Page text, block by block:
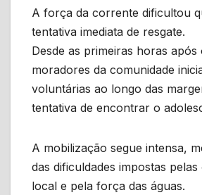
A força da corrente dificultou
tentativa imediata de resgate.
Desde as primeiras horas
moradores da comunidade
voluntárias ao longo das
tentativa de encontrar o
A mobilização segue intensa,
das dificuldades impostas
local e pela força das águas.